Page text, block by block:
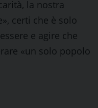
la nostra
certi che è solo
e agire che
«un solo popolo